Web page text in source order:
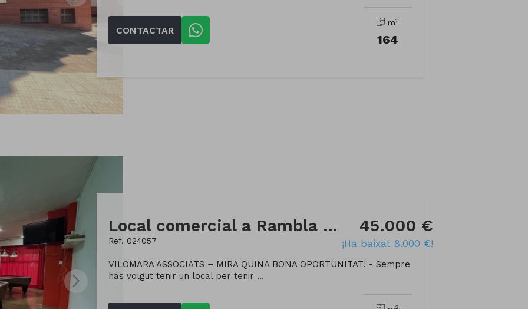
CONTACTAR
m2
164
Local comercial a Rambla Generalitat
Ref. 024057
45.000 €
¡Ha baixat 8.000 €!
VILOMARA ASSOCIATS – MIRA QUINA BONA OPORTUNITAT! - Sempre
has volgut tenir un local per tenir ...
2